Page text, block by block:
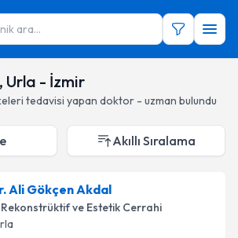
ara...
Urla - İzmir
tedavisi yapan doktor - uzman bulundu
Akıllı Sıralama
Ali Gökçen Akdal
ve Estetik Cerrahi